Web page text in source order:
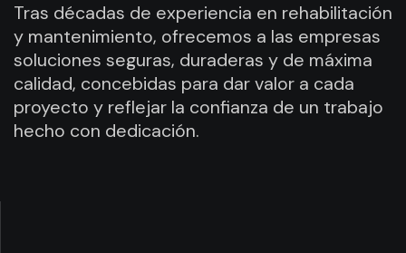
Tras décadas de experiencia en rehabilitación
y mantenimiento, ofrecemos a las empresas
soluciones seguras, duraderas y de máxima
calidad, concebidas para dar valor a cada
proyecto y reflejar la confianza de un trabajo
hecho con dedicación.